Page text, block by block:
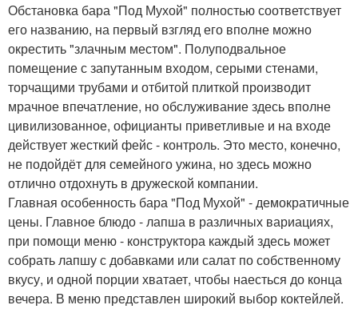
Обстановка бара "Под Мухой" полностью соответствует
его названию, на первый взгляд его вполне можно
окрестить "злачным местом". Полуподвальное
помещение с запутанным входом, серыми стенами,
торчащими трубами и отбитой плиткой производит
мрачное впечатление, но обслуживание здесь вполне
цивилизованное, официанты приветливые и на входе
действует жесткий фейс - контроль. Это место, конечно,
не подойдёт для семейного ужина, но здесь можно
отлично отдохнуть в дружеской компании.
Главная особенность бара "Под Мухой" - демократичные
цены. Главное блюдо - лапша в различных вариациях,
при помощи меню - конструктора каждый здесь может
собрать лапшу с добавками или салат по собственному
вкусу, и одной порции хватает, чтобы наесться до конца
вечера. В меню представлен широкий выбор коктейлей.